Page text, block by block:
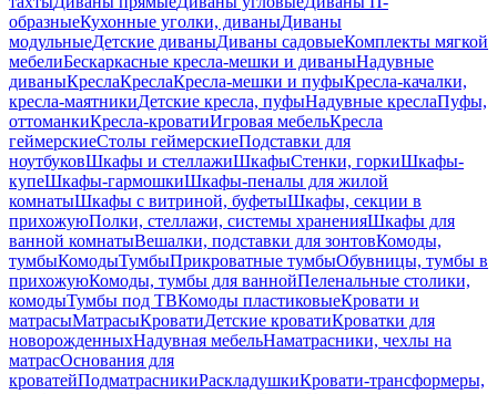
образныеКухонные уголки, диваныДиваны
модульныеДетские диваныДиваны садовыеКомплекты мягкой
мебелиБескаркасные кресла-мешки и диваныНадувные
диваныКреслаКреслаКресла-мешки и пуфыКресла-качалки,
кресла-маятникиДетские кресла, пуфыНадувные креслаПуфы,
оттоманкиКресла-кроватиИгровая мебельКресла
геймерскиеСтолы геймерскиеПодставки для
ноутбуковШкафы и стеллажиШкафыСтенки, горкиШкафы-
купеШкафы-гармошкиШкафы-пеналы для жилой
комнатыШкафы с витриной, буфетыШкафы, секции в
прихожуюПолки, стеллажи, системы храненияШкафы для
ванной комнатыВешалки, подставки для зонтовКомоды,
тумбыКомодыТумбыПрикроватные тумбыОбувницы, тумбы в
прихожуюКомоды, тумбы для ваннойПеленальные столики,
комодыТумбы под ТВКомоды пластиковыеКровати и
матрасыМатрасыКроватиДетские кроватиКроватки для
новорожденныхНадувная мебельНаматрасники, чехлы на
матрасОснования для
кроватейПодматрасникиРаскладушкиКровати-трансформеры,